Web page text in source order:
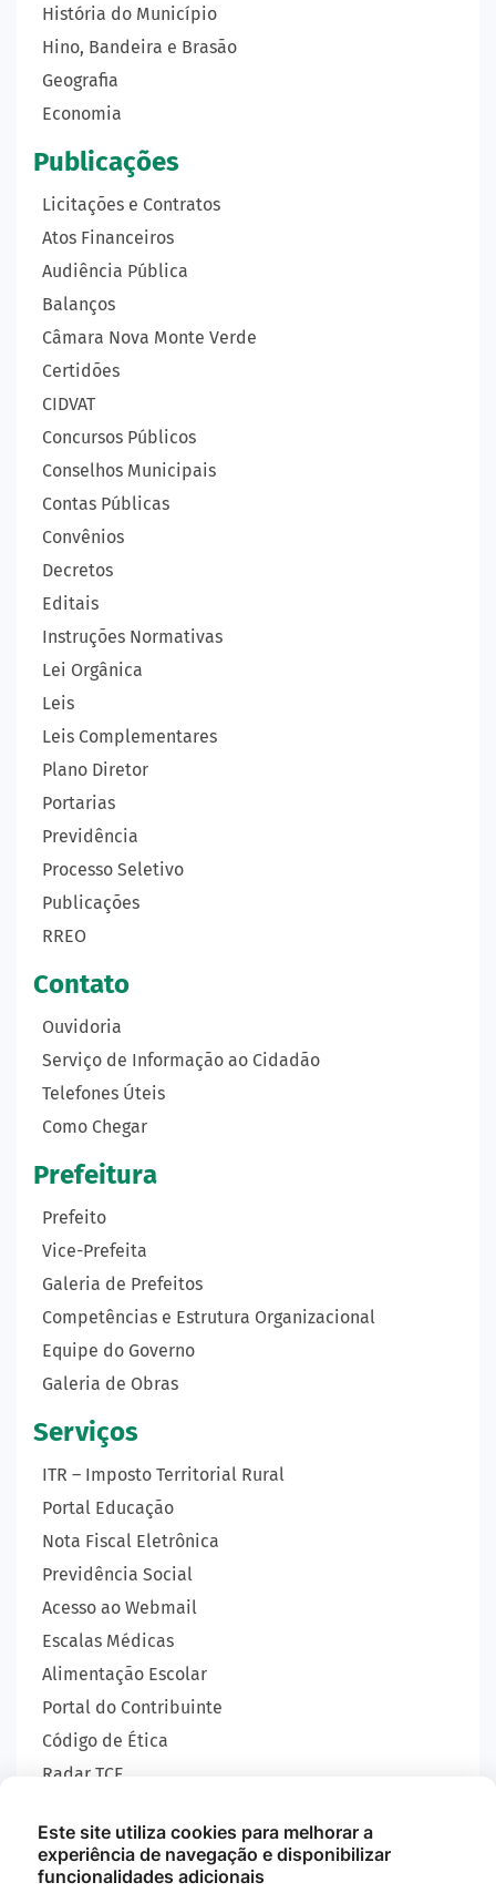
História do Município
Hino, Bandeira e Brasão
Geografia
Economia
Publicações
Licitações e Contratos
Atos Financeiros
Audiência Pública
Balanços
Câmara Nova Monte Verde
Certidões
CIDVAT
Concursos Públicos
Conselhos Municipais
Contas Públicas
Convênios
Decretos
Editais
Instruções Normativas
Lei Orgânica
Leis
Leis Complementares
Plano Diretor
Portarias
Previdência
Processo Seletivo
Publicações
RREO
Contato
Ouvidoria
Serviço de Informação ao Cidadão
Telefones Úteis
Como Chegar
Prefeitura
Prefeito
Vice-Prefeita
Galeria de Prefeitos
Competências e Estrutura Organizacional
Equipe do Governo
Galeria de Obras
Serviços
ITR – Imposto Territorial Rural
Portal Educação
Nota Fiscal Eletrônica
Previdência Social
Acesso ao Webmail
Escalas Médicas
Alimentação Escolar
Portal do Contribuinte
Código de Ética
Radar TCE
SIC
GEOBRAS
Este site utiliza cookies para melhorar a
experiência de navegação e disponibilizar
funcionalidades adicionais